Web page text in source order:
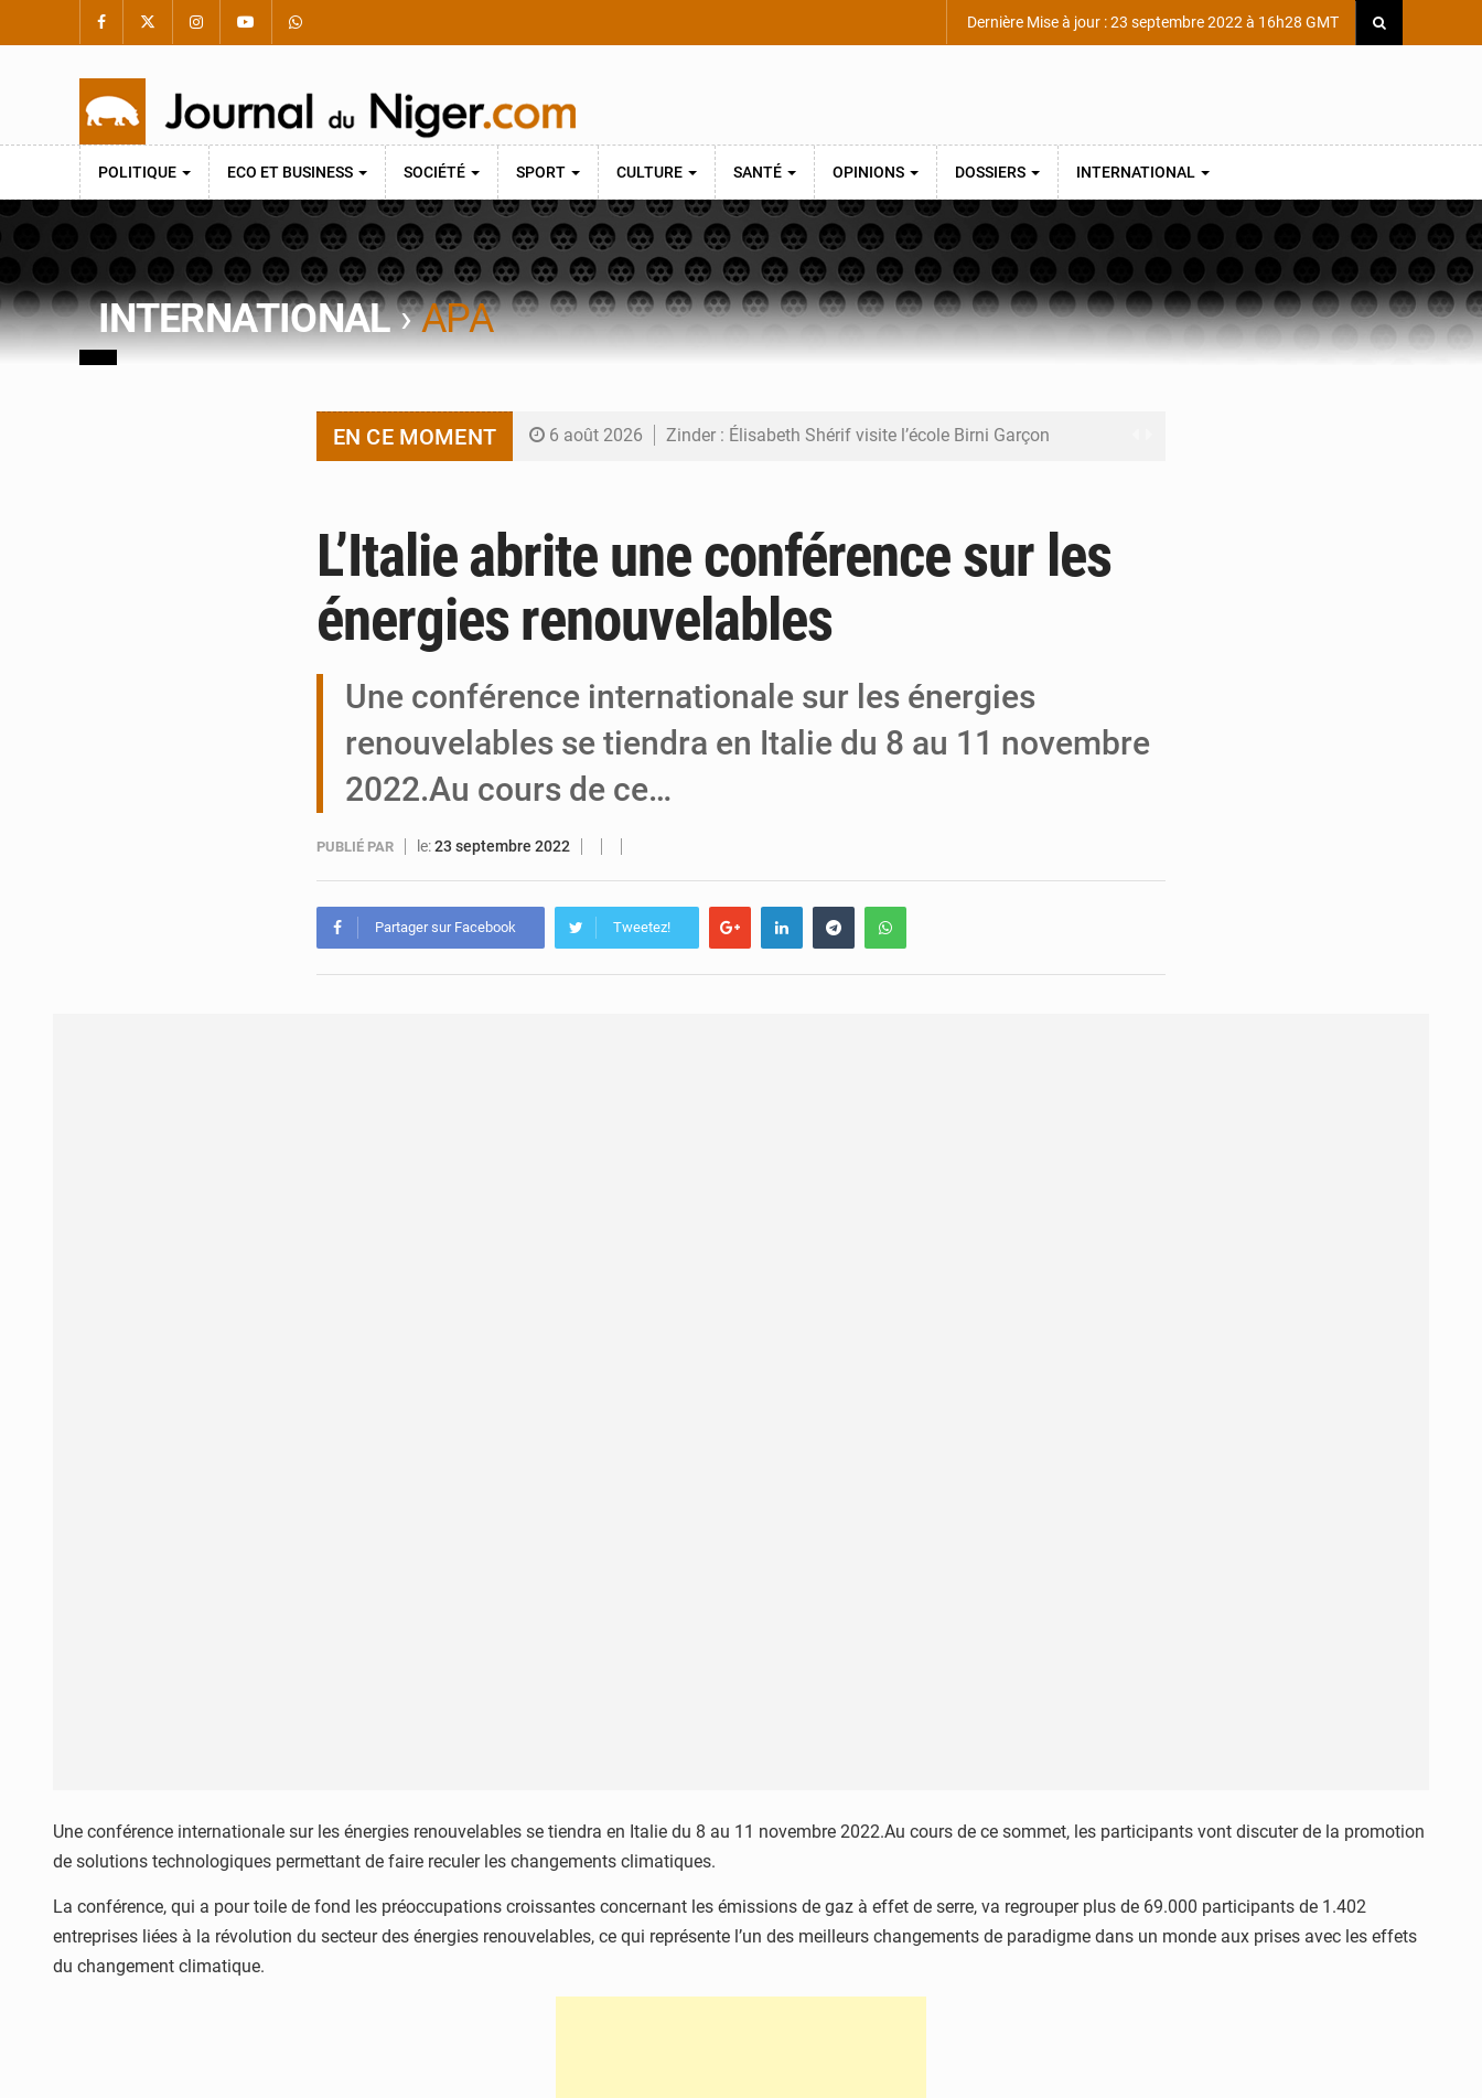
Dernière Mise à jour : 23 septembre 2022 à 16h28 GMT
POLITIQUE ECO ET BUSINESS SOCIÉTÉ SPORT CULTURE SANTÉ OPINIONS DOSSIERS INTERNATIONAL
INTERNATIONAL›APA
EN CE MOMENT 6 août 2026 Zinder : Élisabeth Shérif visite l’école Birni Garçon
6 août 2026 Niger : Bilan à mi-parcours du Programme de Refondation
6 août 2026 Chasse aux gabegies à Niamey : 74 milliards de FCFA recouvrés par la COLDEFF
5 août 2026 Tibiri : le dialogue, nouveau terrain de jeu pour la paix
L’Italie abrite une conférence sur les
énergies renouvelables
Une conférence internationale sur les énergies
renouvelables se tiendra en Italie du 8 au 11 novembre
2022.Au cours de ce…
PUBLIÉ PAR le:23 septembre 2022
Partager sur Facebook Tweetez!
Une conférence internationale sur les énergies renouvelables se tiendra en Italie du 8 au 11 novembre 2022.Au cours de ce sommet, les participants vont discuter de la promotion
de solutions technologiques permettant de faire reculer les changements climatiques.
La conférence, qui a pour toile de fond les préoccupations croissantes concernant les émissions de gaz à effet de serre, va regrouper plus de 69.000 participants de 1.402
entreprises liées à la révolution du secteur des énergies renouvelables, ce qui représente l’un des meilleurs changements de paradigme dans un monde aux prises avec les effets
du changement climatique.